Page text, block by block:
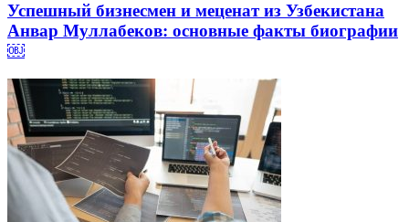
Успешный бизнесмен и меценат из Узбекистана
Анвар Муллабеков: основные факты биографии
￼